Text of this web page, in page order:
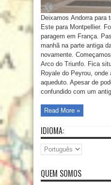
Deixamos Andorra para
Este para Montpellier.
paragem em França.
manhã na parte antiga
novamente.
Arco do Triunfo. Fica
Royale do Peyrou, onde
aqueduto. Apesar de
confundido com um
Read More »
IDIOMA:
QUEM SOMOS